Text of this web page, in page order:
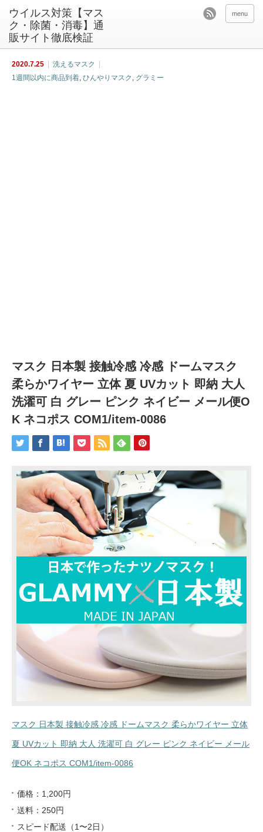
ウイルス対策【マス
ク・除菌・消毒】通
販サイト徹底検証
menu
2020.7.25
洗えるマスク
1週間以内に商品到着, ひんやりマスク , グラミー
マスク 日本製 接触冷感 冷感 ドームマスク
柔らかワイヤー 立体 夏 UVカット 即納 大人
洗濯可 白 グレー ピンク ネイビー メール便O
K ネコポス COM1/item-0086
マスク 日本製 接触冷感 冷感 ドームマスク 柔らかワイヤー 立体
夏 UVカット 即納 大人 洗濯可 白 グレー ピンク ネイビー メール
便OK ネコポス COM1/item-0086
価格：1,200円
送料：250円
スピード配送（1〜2日）